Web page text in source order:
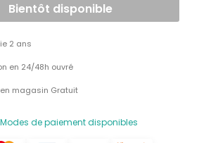
Bientôt disponible
2 ans
en 24/48h ouvré
magasin Gratuit
Modes de paiement disponibles